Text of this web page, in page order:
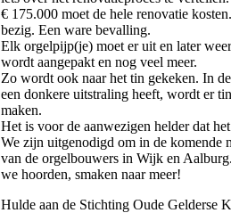
€ 175.000 moet de hele renovatie
bezig. Een ware bevalling.
Elk orgelpijp(je) moet er uit en later
wordt aangepakt en nog veel meer.
Zo wordt ook naar het tin gekeken. In
een donkere uitstraling heeft, wordt er
maken.
Het is voor de aanwezigen helder dat
We zijn uitgenodigd om in de komende
van de orgelbouwers in Wijk en
we hoorden, smaken naar meer!
Hulde aan de Stichting Oude Gelderse